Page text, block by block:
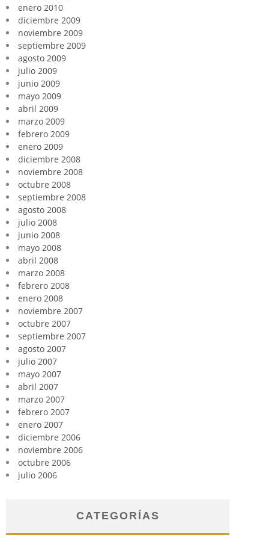
enero 2010
diciembre 2009
noviembre 2009
septiembre 2009
agosto 2009
julio 2009
junio 2009
mayo 2009
abril 2009
marzo 2009
febrero 2009
enero 2009
diciembre 2008
noviembre 2008
octubre 2008
septiembre 2008
agosto 2008
julio 2008
junio 2008
mayo 2008
abril 2008
marzo 2008
febrero 2008
enero 2008
noviembre 2007
octubre 2007
septiembre 2007
agosto 2007
julio 2007
mayo 2007
abril 2007
marzo 2007
febrero 2007
enero 2007
diciembre 2006
noviembre 2006
octubre 2006
julio 2006
CATEGORÍAS